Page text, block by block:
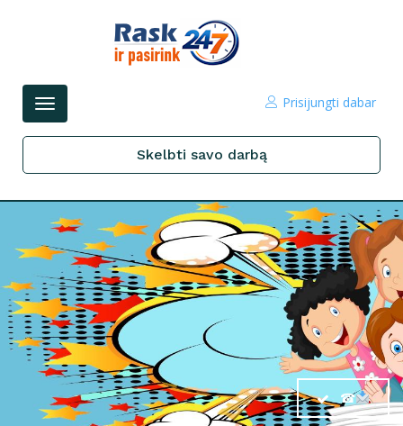
Perjungti
Prisijungti dabar
Skelbti savo darbą
☎